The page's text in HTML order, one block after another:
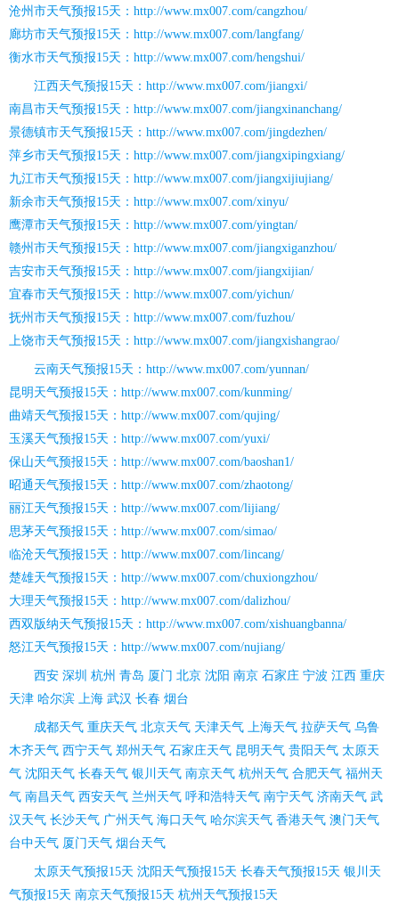
沧州市天气预报15天：http://www.mx007.com/cangzhou/
廊坊市天气预报15天：http://www.mx007.com/langfang/
衡水市天气预报15天：http://www.mx007.com/hengshui/
江西天气预报15天：http://www.mx007.com/jiangxi/
南昌市天气预报15天：http://www.mx007.com/jiangxinanchang/
景德镇市天气预报15天：http://www.mx007.com/jingdezhen/
萍乡市天气预报15天：http://www.mx007.com/jiangxipingxiang/
九江市天气预报15天：http://www.mx007.com/jiangxijiujiang/
新余市天气预报15天：http://www.mx007.com/xinyu/
鹰潭市天气预报15天：http://www.mx007.com/yingtan/
赣州市天气预报15天：http://www.mx007.com/jiangxiganzhou/
吉安市天气预报15天：http://www.mx007.com/jiangxijian/
宜春市天气预报15天：http://www.mx007.com/yichun/
抚州市天气预报15天：http://www.mx007.com/fuzhou/
上饶市天气预报15天：http://www.mx007.com/jiangxishangrao/
云南天气预报15天：http://www.mx007.com/yunnan/
昆明天气预报15天：http://www.mx007.com/kunming/
曲靖天气预报15天：http://www.mx007.com/qujing/
玉溪天气预报15天：http://www.mx007.com/yuxi/
保山天气预报15天：http://www.mx007.com/baoshan1/
昭通天气预报15天：http://www.mx007.com/zhaotong/
丽江天气预报15天：http://www.mx007.com/lijiang/
思茅天气预报15天：http://www.mx007.com/simao/
临沧天气预报15天：http://www.mx007.com/lincang/
楚雄天气预报15天：http://www.mx007.com/chuxiongzhou/
大理天气预报15天：http://www.mx007.com/dalizhou/
西双版纳天气预报15天：http://www.mx007.com/xishuangbanna/
怒江天气预报15天：http://www.mx007.com/nujiang/
西安 深圳 杭州 青岛 厦门 北京 沈阳 南京 石家庄 宁波 江西 重庆
天津 哈尔滨 上海 武汉 长春 烟台
成都天气 重庆天气 北京天气 天津天气 上海天气 拉萨天气 乌鲁
木齐天气 西宁天气 郑州天气 石家庄天气 昆明天气 贵阳天气 太原天
气 沈阳天气 长春天气 银川天气 南京天气 杭州天气 合肥天气 福州天
气 南昌天气 西安天气 兰州天气 呼和浩特天气 南宁天气 济南天气 武
汉天气 长沙天气 广州天气 海口天气 哈尔滨天气 香港天气 澳门天气
台中天气 厦门天气 烟台天气
太原天气预报15天 沈阳天气预报15天 长春天气预报15天 银川天
气预报15天 南京天气预报15天 杭州天气预报15天